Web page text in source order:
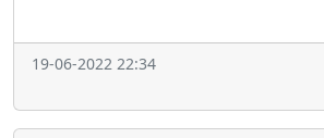
19-06-2022 22:34